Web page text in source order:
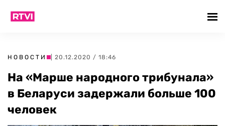
НОВОСТИ | 20.12.2020 / 18:46
На «Марше народного трибунала»
в Беларуси задержали больше 100
человек